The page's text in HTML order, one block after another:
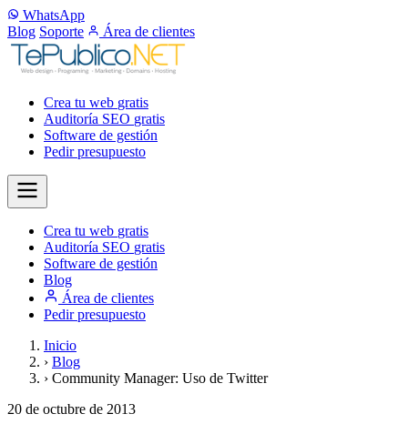
WhatsApp
Blog Soporte Área de clientes
Crea tu web gratis
Auditoría SEO gratis
Software de gestión
Pedir presupuesto
Crea tu web gratis
Auditoría SEO gratis
Software de gestión
Blog
Área de clientes
Pedir presupuesto
Inicio
› Blog
› Community Manager: Uso de Twitter
20 de octubre de 2013